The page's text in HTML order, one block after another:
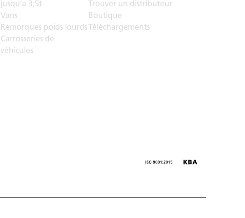
jusqu'a 3,5t
Vans
Remorques poids lourds
Carrosseries de
véhicules
Trouver un distributeur
Boutique
Téléchargements